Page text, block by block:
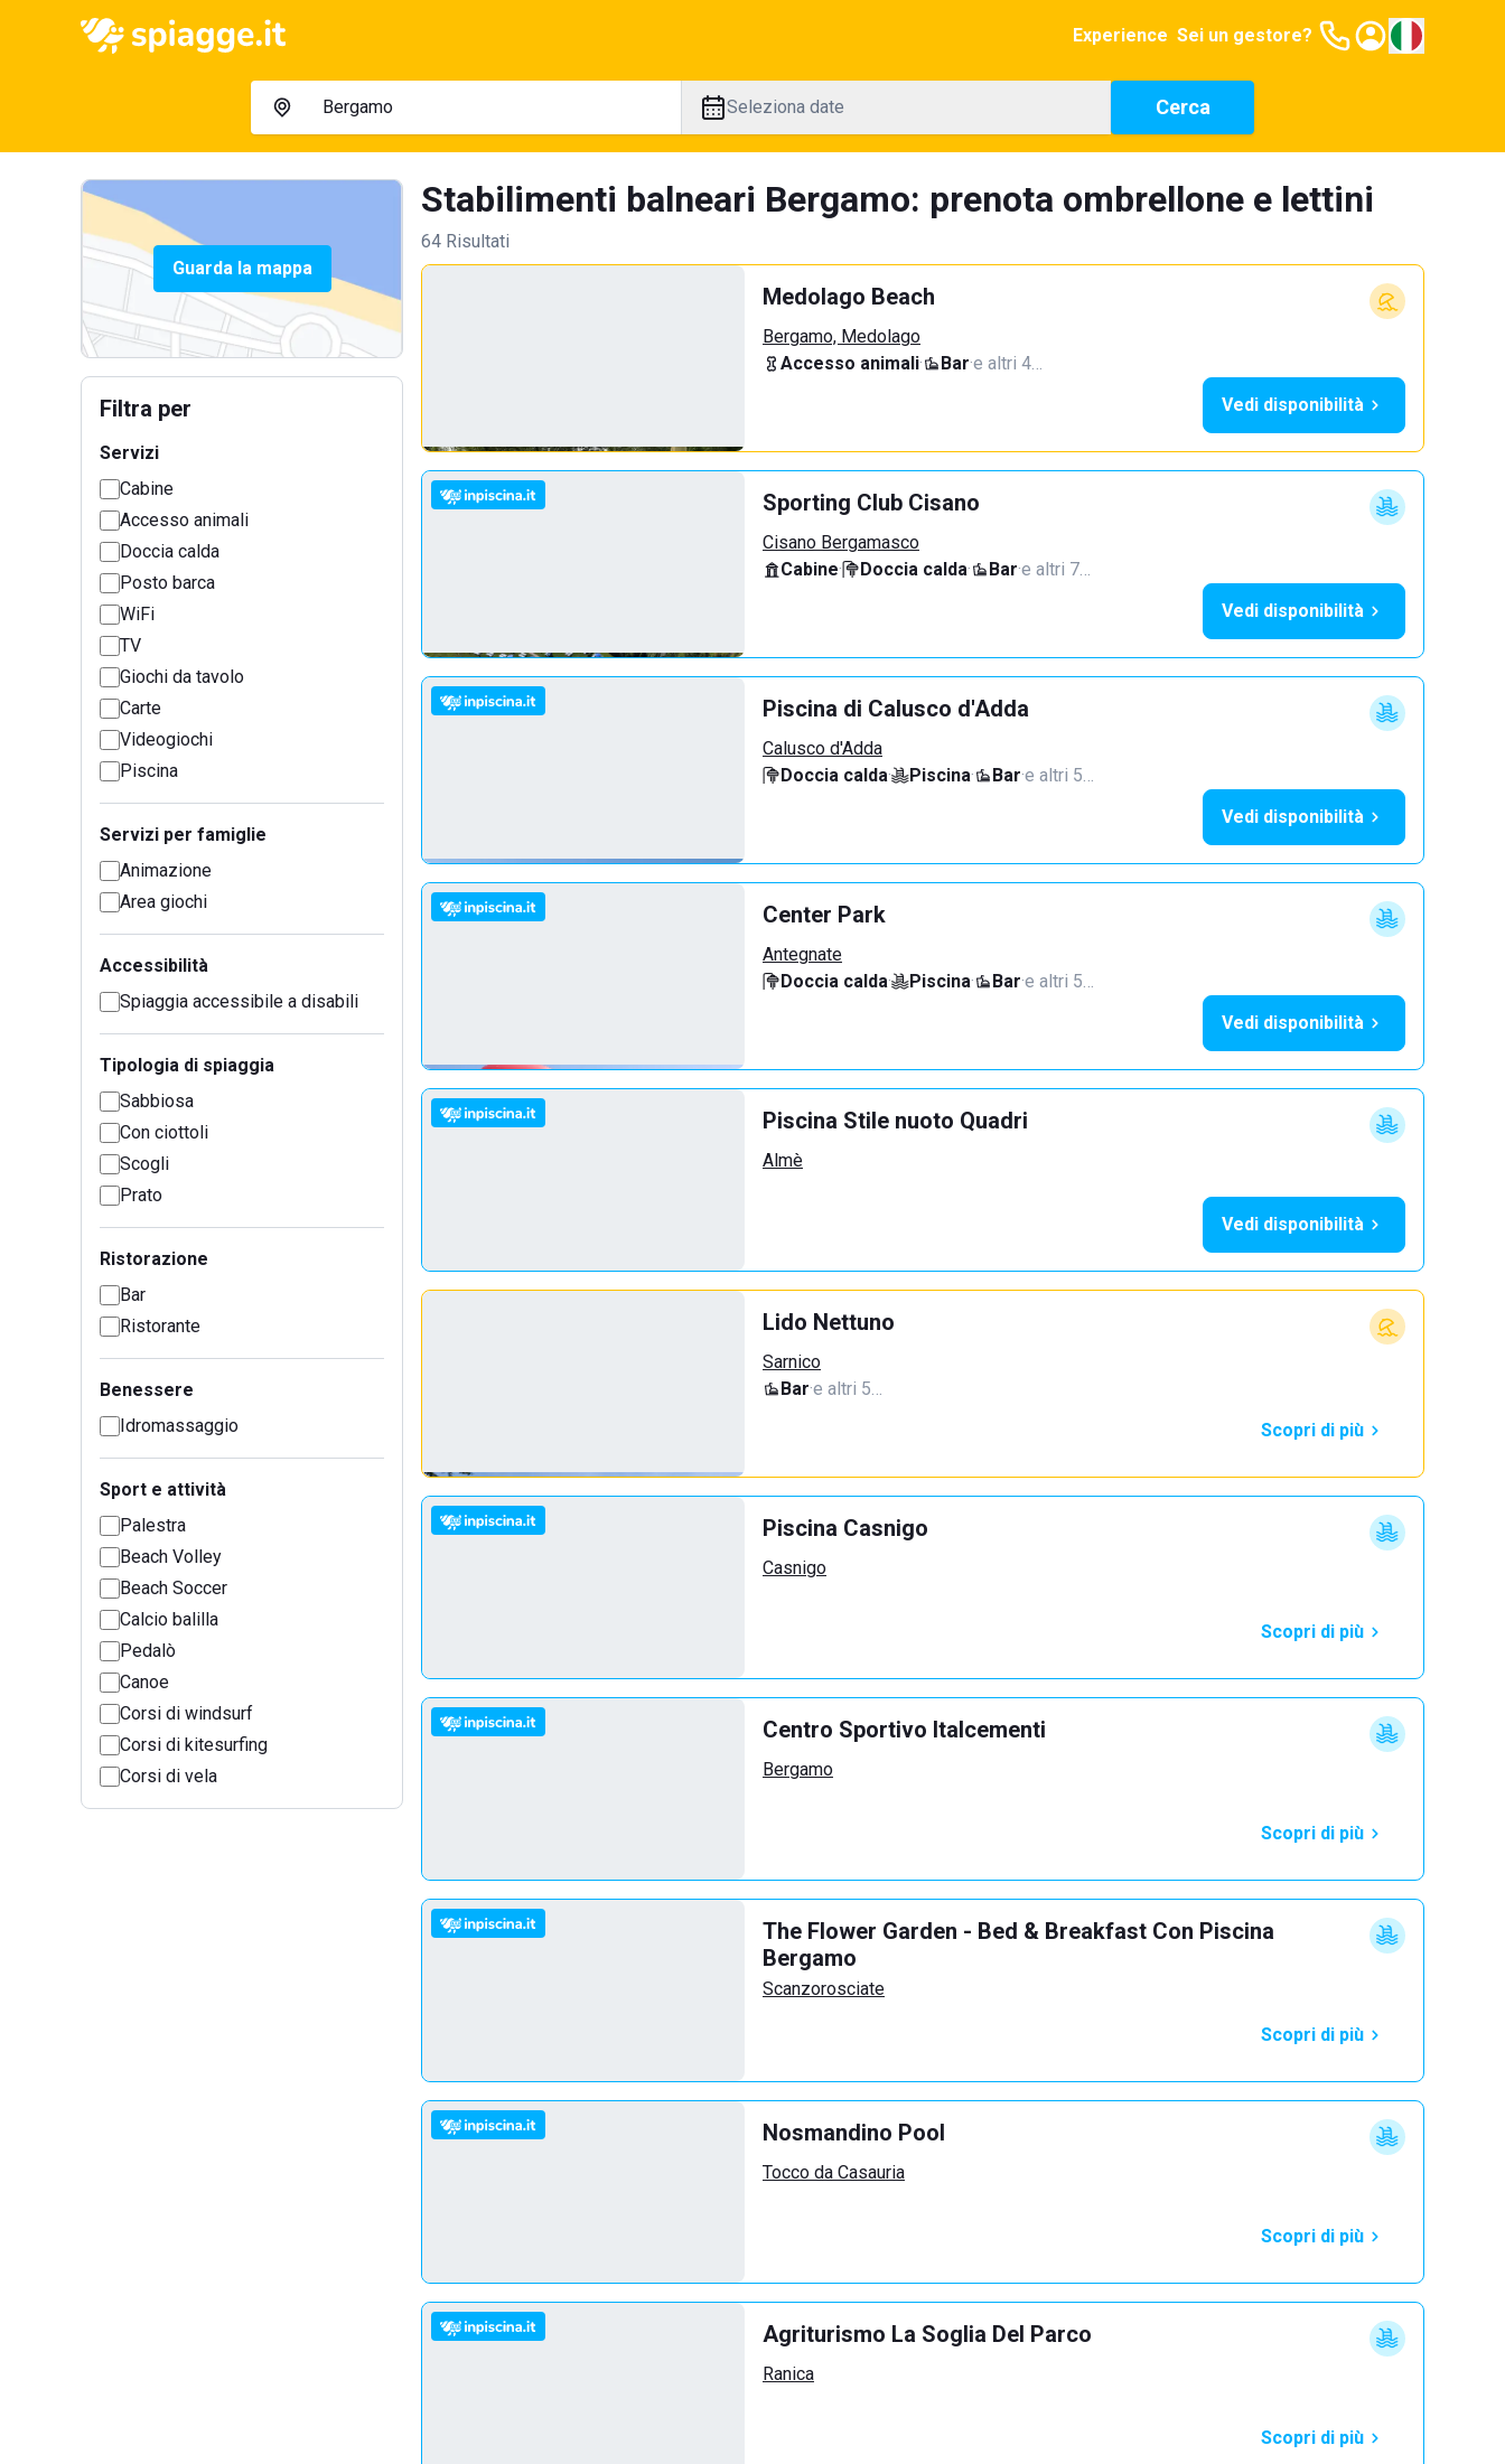
Experience Sei un gestore?
Seleziona date Cerca
Guarda la mappa
Filtra per
Servizi
Cabine
Accesso animali
Doccia calda
Posto barca
WiFi
TV
Giochi da tavolo
Carte
Videogiochi
Piscina
Servizi per famiglie
Animazione
Area giochi
Accessibilità
Spiaggia accessibile a disabili
Tipologia di spiaggia
Sabbiosa
Con ciottoli
Scogli
Prato
Ristorazione
Bar
Ristorante
Benessere
Idromassaggio
Sport e attività
Palestra
Beach Volley
Beach Soccer
Calcio balilla
Pedalò
Canoe
Corsi di windsurf
Corsi di kitesurfing
Corsi di vela
Stabilimenti balneari Bergamo: prenota ombrellone e lettini
64 Risultati
Medolago Beach
Bergamo, Medolago
Accesso animali· Bar·e altri 4…
Vedi disponibilità
Sporting Club Cisano
Cisano Bergamasco
Cabine· Doccia calda· Bar·e altri 7…
Vedi disponibilità
Piscina di Calusco d'Adda
Calusco d'Adda
Doccia calda· Piscina· Bar·e altri 5…
Vedi disponibilità
Center Park
Antegnate
Doccia calda· Piscina· Bar·e altri 5…
Vedi disponibilità
Piscina Stile nuoto Quadri
Almè
Vedi disponibilità
Lido Nettuno
Sarnico
Bar·e altri 5…
Scopri di più
Piscina Casnigo
Casnigo
Scopri di più
Centro Sportivo Italcementi
Bergamo
Scopri di più
The Flower Garden - Bed & Breakfast Con Piscina
Bergamo
Scanzorosciate
Scopri di più
Nosmandino Pool
Tocco da Casauria
Scopri di più
Agriturismo La Soglia Del Parco
Ranica
Scopri di più